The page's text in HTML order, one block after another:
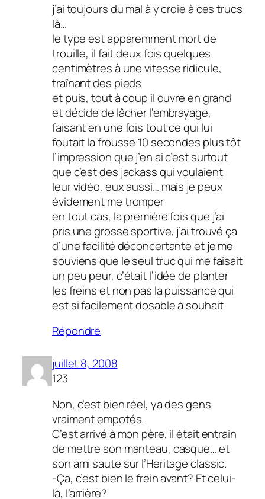
j’ai toujours du mal à y croie à ces trucs
là…
le type est apparemment mort de
trouille, il fait deux fois quelques
centimètres à une vitesse ridicule,
traînant des pieds
et puis, tout à coup il ouvre en grand
et décide de lâcher l’embrayage,
faisant en une fois tout ce qui lui
foutait la frousse 10 secondes plus tôt
l’impression que j’en ai c’est surtout
que c’est des jackass qui voulaient
leur vidéo, eux aussi… mais je peux
évidement me tromper
en tout cas, la première fois que j’ai
pris une grosse sportive, j’ai trouvé ça
d’une facilité déconcertante et je me
souviens que le seul truc qui me faisait
un peu peur, c’était l’idée de planter
les freins et non pas la puissance qui
est si facilement dosable à souhait
Répondre
juillet 8, 2008
123
Non, c’est bien réel, ya des gens
vraiment empotés.
C’est arrivé à mon père, il était entrain
de mettre son manteau, casque… et
son ami saute sur l’Heritage classic.
-Ça, c’est bien le frein avant? Et celui-
là, l’arrière?